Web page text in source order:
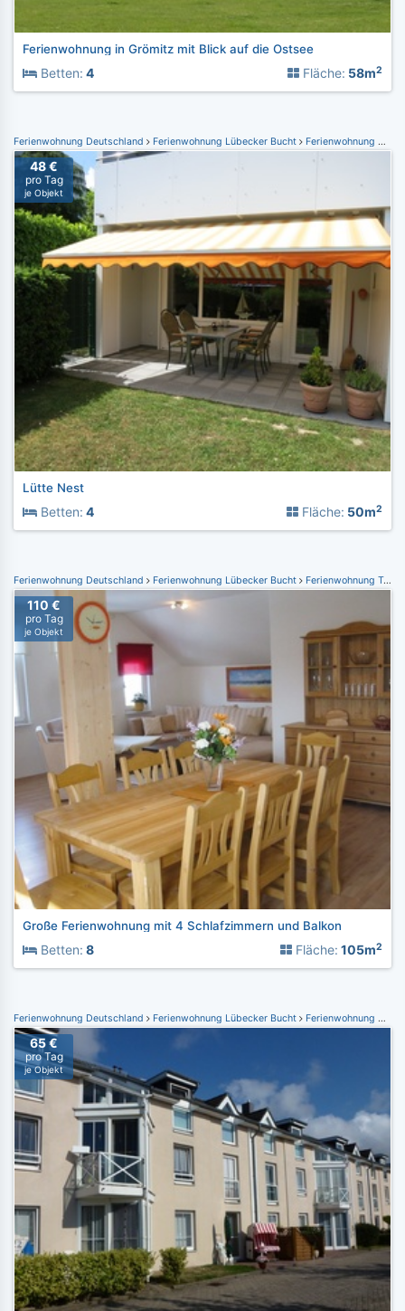
Ferienwohnung in Grömitz mit Blick auf die Ostsee
Betten: 4 Fläche: 58m2
Ferienwohnung Deutschland Ferienwohnung Lübecker Bucht Ferienwohnung Grömitz
48 €
pro Tag
je Objekt
Lütte Nest
Betten: 4 Fläche: 50m2
Ferienwohnung Deutschland Ferienwohnung Lübecker Bucht Ferienwohnung Travemünde
110 €
pro Tag
je Objekt
Große Ferienwohnung mit 4 Schlafzimmern und Balkon
Betten: 8 Fläche: 105m2
Ferienwohnung Deutschland Ferienwohnung Lübecker Bucht Ferienwohnung Grömitz
65 €
pro Tag
je Objekt